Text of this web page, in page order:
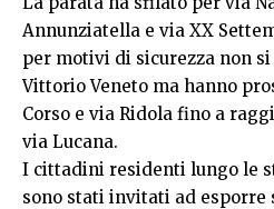
Annunziatella e via XX
per motivi di sicurezza non
Vittorio Veneto ma hanno
Corso e via Ridola fino a
via Lucana.
I cittadini residenti lungo le
sono stati invitati ad esporre